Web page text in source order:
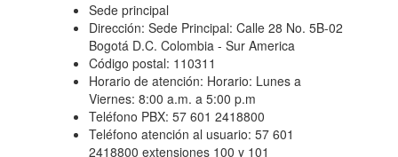
Sede principal
Dirección: Sede Principal: Calle 28 No. 5B-02
Bogotá D.C. Colombia - Sur America
Código postal: 110311
Horario de atención: Horario: Lunes a
Viernes: 8:00 a.m. a 5:00 p.m
Teléfono PBX: 57 601 2418800
Teléfono atención al usuario: 57 601
2418800 extensiones 100 y 101